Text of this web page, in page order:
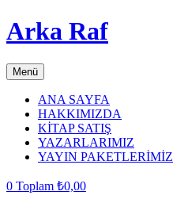
Arka Raf
Menü
ANA SAYFA
HAKKIMIZDA
KİTAP SATIŞ
YAZARLARIMIZ
YAYIN PAKETLERİMİZ
0 Toplam ₺0,00